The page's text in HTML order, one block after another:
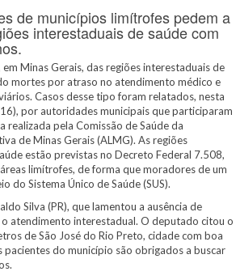
de municípios limítrofes pedem a
interestaduais de saúde com
Minas Gerais, das regiões interestaduais de
mortes por atraso no atendimento médico e
Casos desse tipo foram relatados, nesta
por autoridades municipais que participaram
realizada pela Comissão de Saúde da
de Minas Gerais (ALMG). As regiões
estão previstas no Decreto Federal 7.508,
limítrofes, de forma que moradores de um
Sistema Único de Saúde (SUS).
Silva (PR), que lamentou a ausência de
atendimento interestadual. O deputado citou o
de São José do Rio Preto, cidade com boa
do município são obrigados a buscar